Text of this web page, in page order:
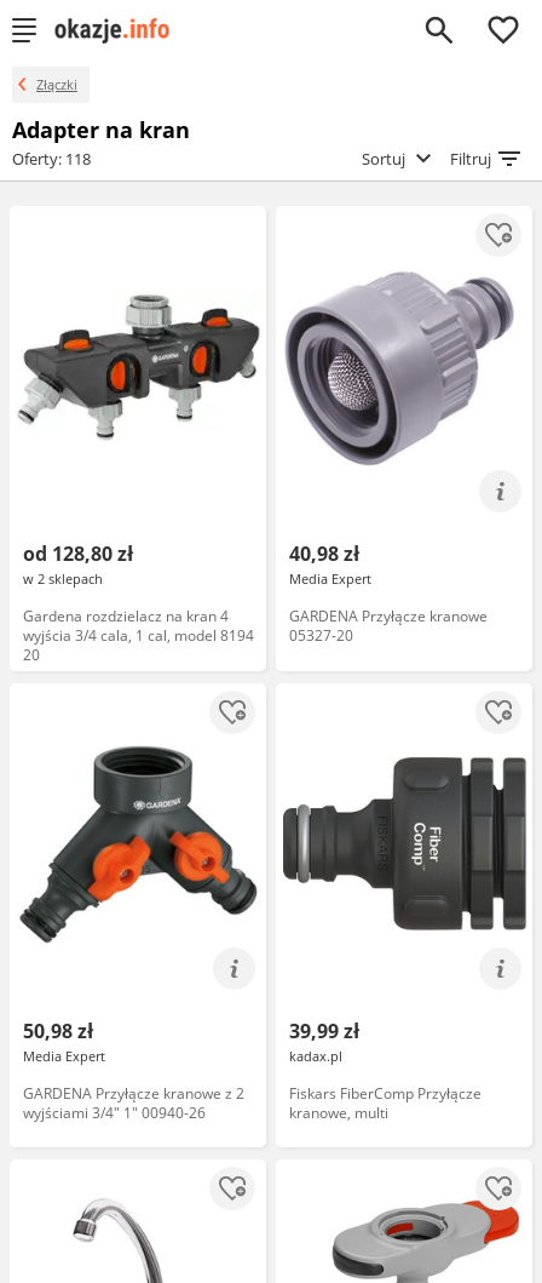
0
Złączki
Adapter na kran
Oferty: 118 Sortuj Filtruj
od 128,80 zł
w 2 sklepach
Gardena rozdzielacz na kran 4
wyjścia 3/4 cala, 1 cal, model 8194
20
40,98 zł
Media Expert
GARDENA Przyłącze kranowe
05327-20
50,98 zł
Media Expert
GARDENA Przyłącze kranowe z 2
wyjściami 3/4" 1" 00940-26
39,99 zł
kadax.pl
Fiskars FiberComp Przyłącze
kranowe, multi